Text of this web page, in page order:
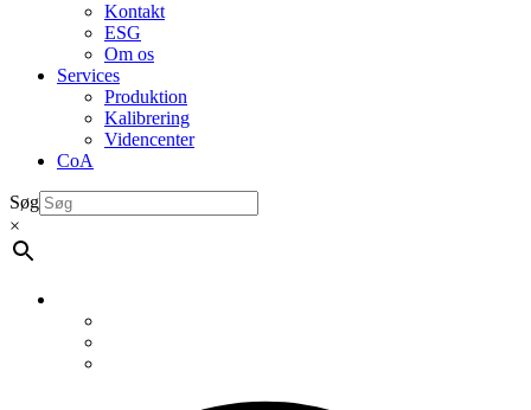
Kontakt
ESG
Om os
Services
Produktion
Kalibrering
Videncenter
CoA
Søg
×